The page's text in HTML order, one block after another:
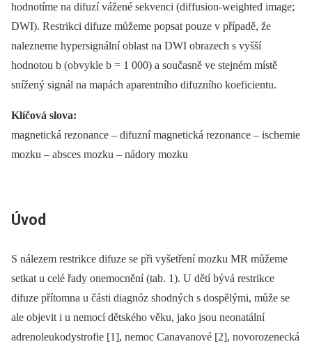
hodnotíme na difuzí vážené sekvenci (diffusion-weighted image;
DWI). Restrikci difuze můžeme popsat pouze v případě, že
nalezneme hypersignální oblast na DWI obrazech s vyšší
hodnotou b (obvykle b = 1 000) a současně ve stejném místě
snížený signál na mapách aparentního difuzního koeficientu.
Klíčová slova:
magnetická rezonance –⁠ difuzní magnetická rezonance –⁠ ischemie
mozku –⁠ absces mozku –⁠ nádory mozku
Úvod
S nálezem restrikce difuze se při vyšetření mozku MR můžeme
setkat u celé řady onemocnění (tab. 1). U dětí bývá restrikce
difuze přítomna u části dia­gnóz shodných s dospělými, může se
ale objevit i u nemocí dětského věku, jako jsou neonatální
adrenoleukodystrofie [1], nemoc Canavanové [2], novorozenecká